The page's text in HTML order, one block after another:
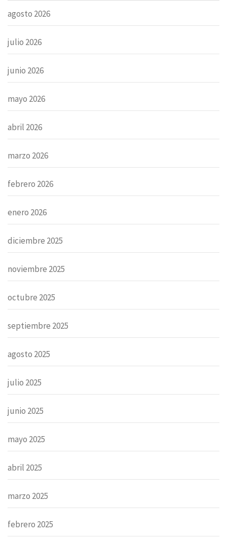
agosto 2026
julio 2026
junio 2026
mayo 2026
abril 2026
marzo 2026
febrero 2026
enero 2026
diciembre 2025
noviembre 2025
octubre 2025
septiembre 2025
agosto 2025
julio 2025
junio 2025
mayo 2025
abril 2025
marzo 2025
febrero 2025